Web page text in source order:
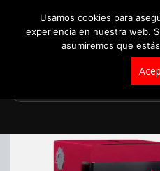
Usamos cookies para
experiencia en nuestra web.
asumiremos que